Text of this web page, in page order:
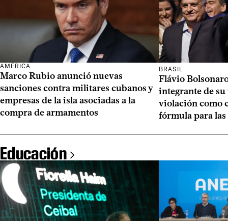
AMÉRICA
Marco Rubio anunció nuevas
sanciones contra militares cubanos y
empresas de la isla asociadas a la
compra de armamentos
BRASIL
Flávio
integrante de
violación como
fórmula para las
Educación